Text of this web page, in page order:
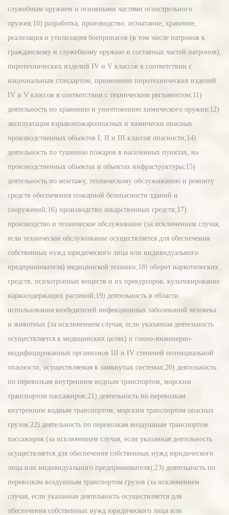
служебным оружием и основными частями огнестрельного
оружия;10) разработка, производство, испытание, хранение,
реализация и утилизация боеприпасов (в том числе патронов к
гражданскому и служебному оружию и составных частей патронов),
пиротехнических изделий IV и V классов в соответствии с
национальным стандартом, применение пиротехнических изделий
IV и V классов в соответствии с техническим регламентом;11)
деятельность по хранению и уничтожению химического оружия;12)
эксплуатация взрывопожароопасных и химически опасных
производственных объектов I, II и III классов опасности;14)
деятельность по тушению пожаров в населенных пунктах, на
производственных объектах и объектах инфраструктуры;15)
деятельность по монтажу, техническому обслуживанию и ремонту
средств обеспечения пожарной безопасности зданий и
сооружений;16) производство лекарственных средств;17)
производство и техническое обслуживание (за исключением случая,
если техническое обслуживание осуществляется для обеспечения
собственных нужд юридического лица или индивидуального
предпринимателя) медицинской техники;18) оборот наркотических
средств, психотропных веществ и их прекурсоров, культивирование
наркосодержащих растений;19) деятельность в области
использования возбудителей инфекционных заболеваний человека
и животных (за исключением случая, если указанная деятельность
осуществляется в медицинских целях) и генно-инженерно-
модифицированных организмов III и IV степеней потенциальной
опасности, осуществляемая в замкнутых системах;20) деятельность
по перевозкам внутренним водным транспортом, морским
транспортом пассажиров;21) деятельность по перевозкам
внутренним водным транспортом, морским транспортом опасных
грузов;22) деятельность по перевозкам воздушным транспортом
пассажиров (за исключением случая, если указанная деятельность
осуществляется для обеспечения собственных нужд юридического
лица или индивидуального предпринимателя);23) деятельность по
перевозкам воздушным транспортом грузов (за исключением
случая, если указанная деятельность осуществляется для
обеспечения собственных нужд юридического лица или